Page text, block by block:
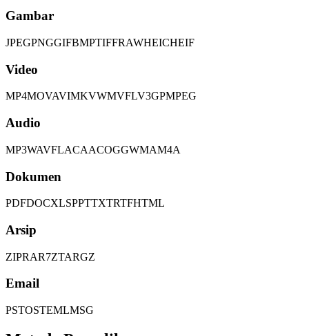
Gambar
JPEGPNGGIFBMPTIFFRAWHEICHEIF
Video
MP4MOVAVIMKVWMVFLV3GPMPEG
Audio
MP3WAVFLACAACOGGWMAM4A
Dokumen
PDFDOCXLSPPTTXTRTFHTML
Arsip
ZIPRAR7ZTARGZ
Email
PSTOSTEMLMSG